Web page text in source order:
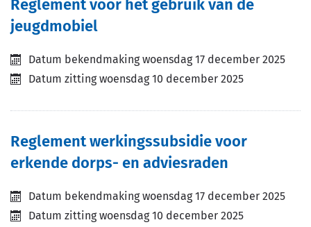
bekendmakingen
Reglement voor het gebruik van de
jeugdmobiel
Datum bekendmakingwoensdag 17 december 2025
Datum zittingwoensdag 10 december 2025
Reglement werkingssubsidie voor
erkende dorps- en adviesraden
Datum bekendmakingwoensdag 17 december 2025
Datum zittingwoensdag 10 december 2025